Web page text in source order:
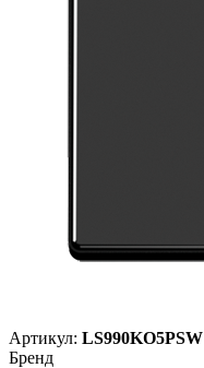
Артикул: LS990KO5PSW
Бренд